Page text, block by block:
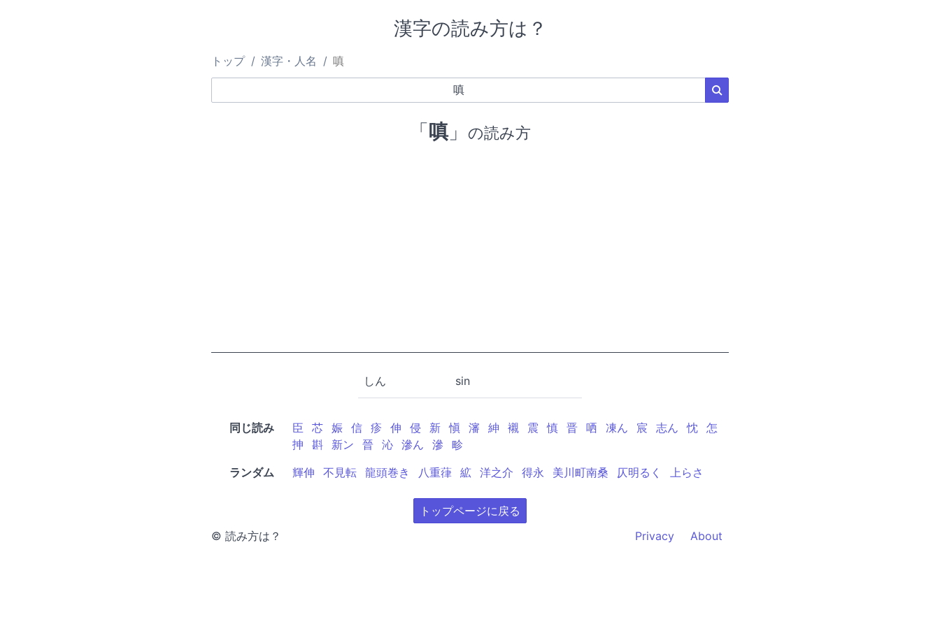
漢字の読み方は？
トップ 漢字・人名 嗔
「嗔」 の読み方
しん sin
同じ読み 臣 芯 娠 信 疹 伸 侵 新 愼 瀋 紳 襯 震 慎 晋 哂 凍ん 宸 志ん 忱 怎
抻
斟 新ン 晉 沁 滲ん 滲
畛
ランダム
輝伸 不見転 龍頭巻き 八重葎 絋 洋之介 得永 美川町南桑 仄明るく 上らさ
トップページに戻る
© 読み方は？
Privacy About